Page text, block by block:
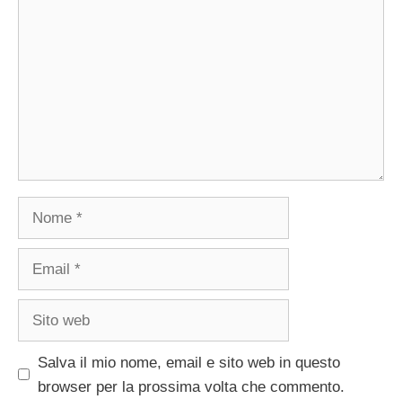
Nome
Email
Sito
Salva il mio nome, email e sito web in questo
browser per la prossima volta che commento.